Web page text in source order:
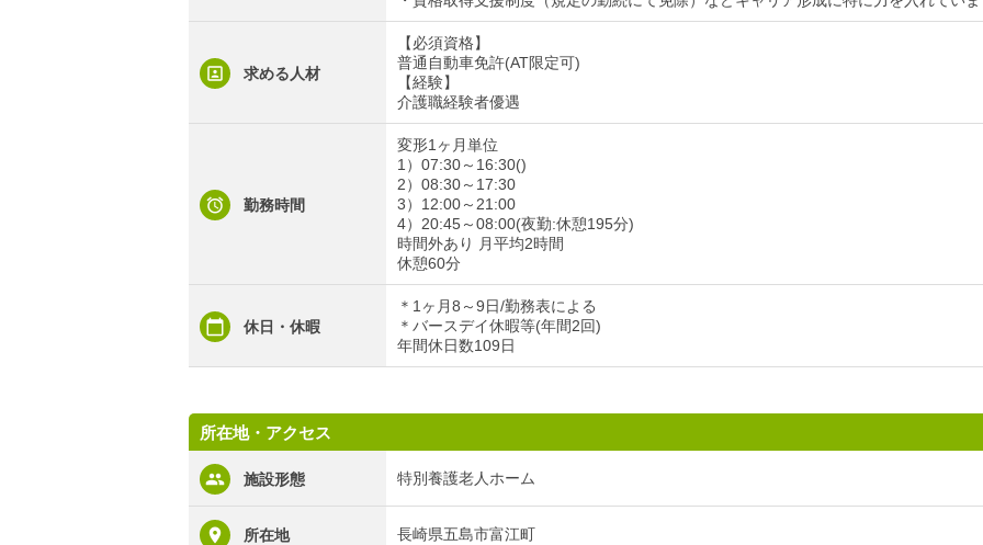
求める人材
【必須資格】
普通自動車免許(AT限定可)
【経験】
介護職経験者優遇
勤務時間
変形1ヶ月単位
1）07:30～16:30()
2）08:30～17:30
3）12:00～21:00
4）20:45～08:00(夜勤:休憩195分)
時間外あり 月平均2時間
休憩60分
休日・休暇
＊1ヶ月8～9日/勤務表による
＊バースデイ休暇等(年間2回)
年間休日数109日
所在地・アクセス
施設形態 特別養護老人ホーム
所在地 長崎県五島市富江町